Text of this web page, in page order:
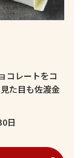
コレートをコ
た目も佐渡金
日